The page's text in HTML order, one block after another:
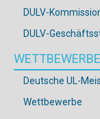
DULV-
DULV-
WETTBEWERBE
Deutsche UL-
Wettbewerbe